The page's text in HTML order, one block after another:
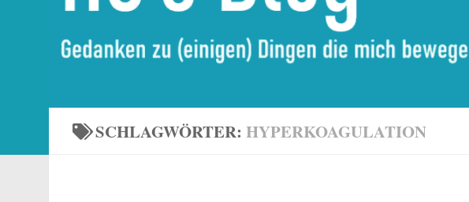
SCHLAGWÖRTER: HYPERKOAGULATION